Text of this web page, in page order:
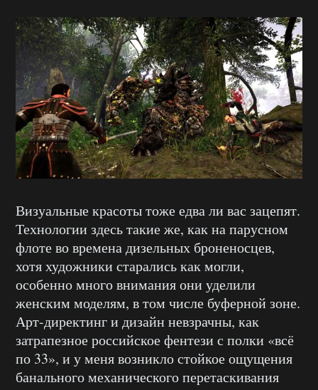
Визуальные красоты тоже едва ли вас зацепят.
Технологии здесь такие же, как на парусном
флоте во времена дизельных броненосцев,
хотя художники старались как могли,
особенно много внимания они уделили
женским моделям, в том числе буферной зоне.
Арт-директинг и дизайн невзрачны, как
затрапезное российское фентези с полки «всё
по 33», и у меня возникло стойкое ощущения
банального механического перетаскивания